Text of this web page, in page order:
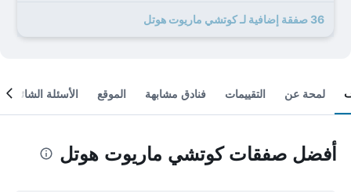
36 صفقة إضافية لـ كوتشي ماريوت هوتل
لمحة عن التقييمات فنادق مشابهة الموقع الأسئلة الشائعة
أفضل صفقات كوتشي ماريوت هوتل